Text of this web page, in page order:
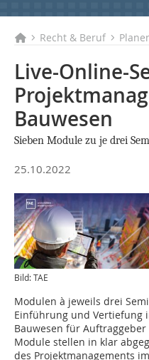
Recht & Beruf
Live-Online-
Bauwesen
Sieben Module zu je drei
25.10.2022
Bild: TAE
Modulen à jeweils drei
Einführung und Vertiefung
Bauwesen für
Module stellen in klar
des Projektmanagements